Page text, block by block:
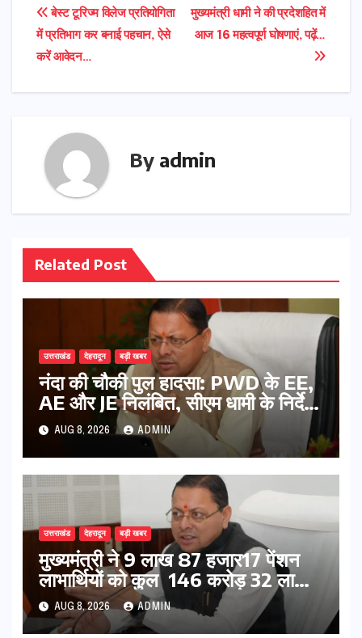
Post
navigation
मुख्यमंत्री धामी ने की प्रदेशहित में
आज 16 महत्वपूर्ण घोषणाएं, पढ़ें…
बेस्ट टूरिज्म विलेज प्रतियोगिता
में प्रतिभाग कर बनाई पहचान, ऐसे
करें आवेदन…
By admin
Related Post
उत्तराखंड देहरादून बड़ी खबर
नंदा की चौकी पुल हादसा: PWD के EE,
AE और JE निलंबित, सीएम धामी के निर्देश
पर सख्त कार्रवाई
AUG 8, 2026 ADMIN
उत्तराखंड देहरादून बड़ी खबर
मुख्यमंत्री ने 9 लाख 87 हजार17 पेंशन
लाभार्थियों को कुल 146 करोड़ 32 लाख
की पेंशन राशि का किया भुगतान
AUG 8, 2026 ADMIN